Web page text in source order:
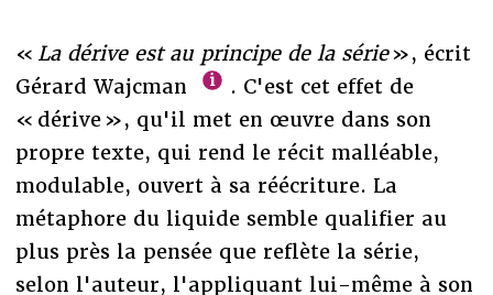
« La dérive est au principe de la série», écrit
Gérard Wajcman
. C'est cet effet de
« dérive », qu'il met en œuvre dans son
propre texte, qui rend le récit malléable,
modulable, ouvert à sa réécriture. La
métaphore du liquide semble qualifier au
plus près la pensée que reflète la série,
selon l'auteur, l'appliquant lui-même à son